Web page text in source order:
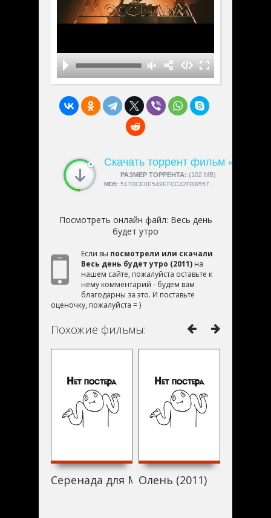
Скачать торрент фильм «Весь
РАЗМЕР ТОРРЕНТА: (102 MB)
СКАЧАЛИ:4189
MD5: 517DCE0E549EFCC42FBB557A7A4B793F
Посмотреть онлайн файл: Весь день
будет утро
Если вы посмотрели или скачали
Весь день будет утро (2011) на
нашем сайте, пожалуйста оставьте к
нему комментарий - будем вам
благодарны за это. И поставьте
оценочку, пожалуйста = )
Похожие фильмы:
Серенада для Миетт (2011)
Олень (2011)